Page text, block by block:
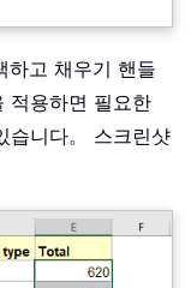
하고 채우기 핸들
적용하면 필요한
습니다。 스크린샷